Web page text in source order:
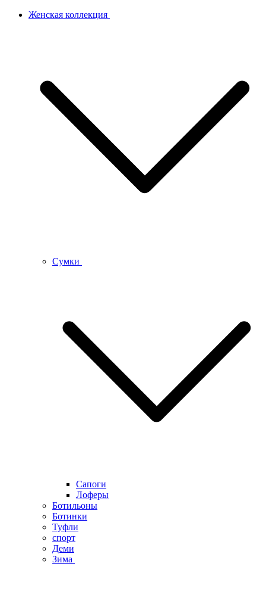
Женская коллекция
Сумки
Сапоги
Лоферы
Ботильоны
Ботинки
Туфли
спорт
Деми
Зима